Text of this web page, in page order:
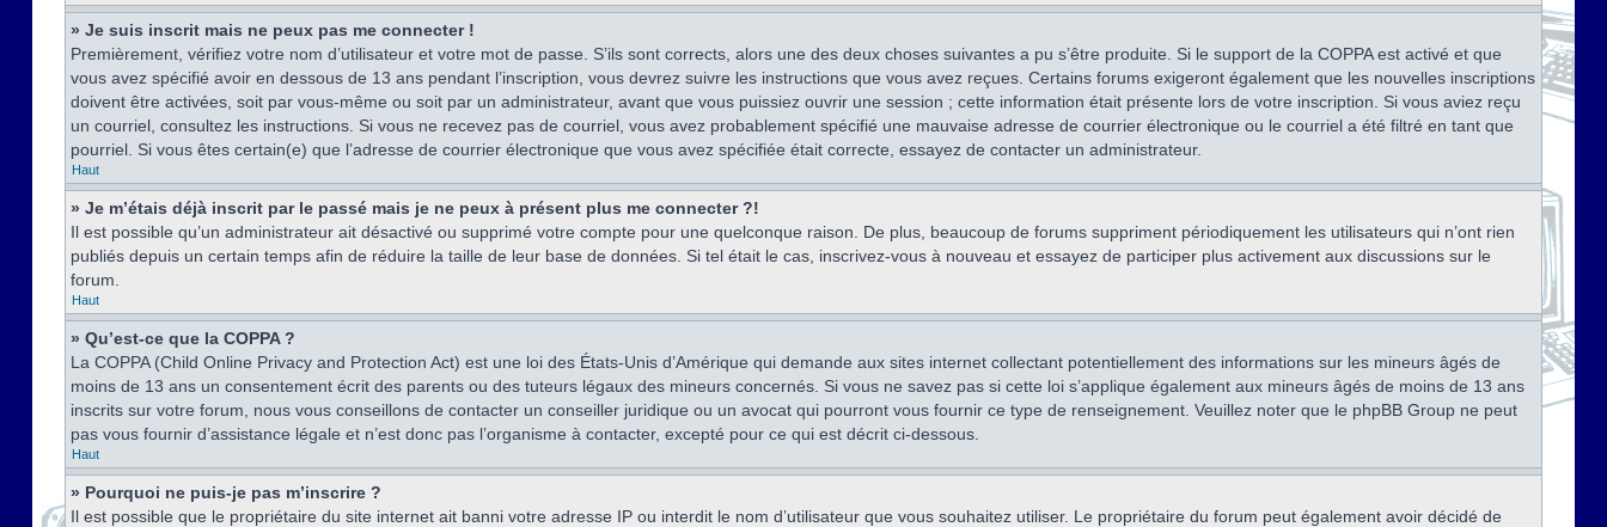
» Je suis inscrit mais ne peux pas me connecter !
Premièrement, vérifiez votre nom d’utilisateur et votre mot de passe. S’ils sont corrects, alors une des deux choses suivantes a pu s’être produite. Si le support de la COPPA est activé et que
vous avez spécifié avoir en dessous de 13 ans pendant l’inscription, vous devrez suivre les instructions que vous avez reçues. Certains forums exigeront également que les nouvelles inscriptions
doivent être activées, soit par vous-même ou soit par un administrateur, avant que vous puissiez ouvrir une session ; cette information était présente lors de votre inscription. Si vous aviez reçu
un courriel, consultez les instructions. Si vous ne recevez pas de courriel, vous avez probablement spécifié une mauvaise adresse de courrier électronique ou le courriel a été filtré en tant que
pourriel. Si vous êtes certain(e) que l’adresse de courrier électronique que vous avez spécifiée était correcte, essayez de contacter un administrateur.
Haut
» Je m’étais déjà inscrit par le passé mais je ne peux à présent plus me connecter ?!
Il est possible qu’un administrateur ait désactivé ou supprimé votre compte pour une quelconque raison. De plus, beaucoup de forums suppriment périodiquement les utilisateurs qui n’ont rien
publiés depuis un certain temps afin de réduire la taille de leur base de données. Si tel était le cas, inscrivez-vous à nouveau et essayez de participer plus activement aux discussions sur le
forum.
Haut
» Qu’est-ce que la COPPA ?
La COPPA (Child Online Privacy and Protection Act) est une loi des États-Unis d’Amérique qui demande aux sites internet collectant potentiellement des informations sur les mineurs âgés de
moins de 13 ans un consentement écrit des parents ou des tuteurs légaux des mineurs concernés. Si vous ne savez pas si cette loi s’applique également aux mineurs âgés de moins de 13 ans
inscrits sur votre forum, nous vous conseillons de contacter un conseiller juridique ou un avocat qui pourront vous fournir ce type de renseignement. Veuillez noter que le phpBB Group ne peut
pas vous fournir d’assistance légale et n’est donc pas l’organisme à contacter, excepté pour ce qui est décrit ci-dessous.
Haut
» Pourquoi ne puis-je pas m’inscrire ?
Il est possible que le propriétaire du site internet ait banni votre adresse IP ou interdit le nom d’utilisateur que vous souhaitez utiliser. Le propriétaire du forum peut également avoir décidé de